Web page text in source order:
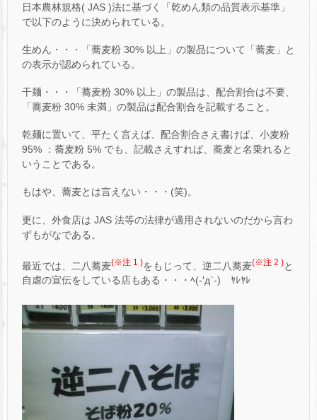
日本農林規格( JAS )法に基づく「乾めん類の品質表示基準」
で以下のように決められている。
生めん・・・「蕎麦粉 30% 以上」の製品について「蕎麦」と
の表示が認められている。
干麺・・・「蕎麦粉 30% 以上」の製品は、配合割合は不要、
「蕎麦粉 30% 未満」の製品は配合割合を記載すること。
乾麺に置いて、平たく言えば、配合割合さえ書けば、小麦粉
95% ：蕎麦粉 5% でも、記載さえすれば、蕎麦と名乗れると
いうことである。
もはや、蕎麦とは言えない・・・(笑)。
更に、外食店は JAS 法等の法律が適用されないのだから言わ
ずもがなである。
最近では、二八蕎麦(※注 1 )をもじって、逆二八蕎麦(※注 2 )と
自虐の宣伝をしている店もある・・・ﾍ(-′д`-)ゝﾔﾚﾔﾚ